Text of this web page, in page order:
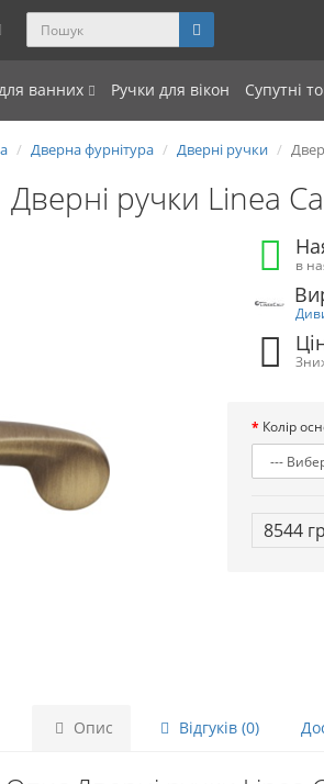
ванних Ручки для вікон Супутні
Дверна фурнітура Дверні ручки
Дверні ручки Linea
в
Колір
8544
Опис Відгуків (0)